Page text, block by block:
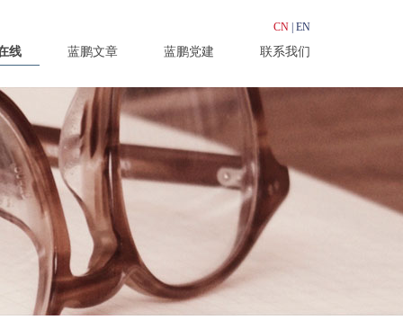
CN EN
线 蓝鹏文章 蓝鹏党建 联系我们